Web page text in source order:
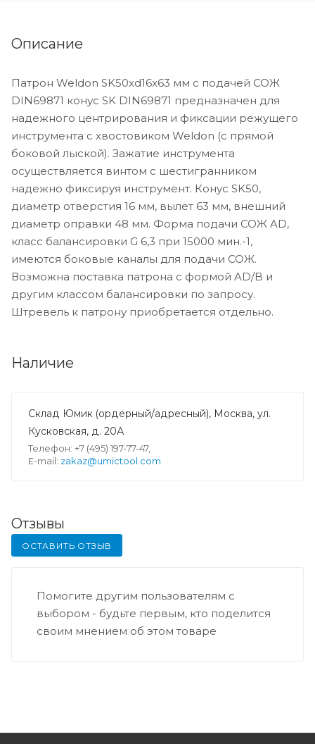
Описание
Патрон Weldon SK50xd16x63 мм с подачей СОЖ
DIN69871 конус SK DIN69871 предназначен для
надежного центрирования и фиксации режущего
инструмента с хвостовиком Weldon (с прямой
боковой лыской). Зажатие инструмента
осуществляется винтом с шестигранником
надежно фиксируя инструмент. Конус SK50,
диаметр отверстия 16 мм, вылет 63 мм, внешний
диаметр оправки 48 мм. Форма подачи СОЖ AD,
класс балансировки G 6,3 при 15000 мин.-1,
имеются боковые каналы для подачи СОЖ.
Возможна поставка патрона с формой AD/B и
другим классом балансировки по запросу.
Штревель к патрону приобретается отдельно.
Наличие
Склад Юмик (ордерный/адресный), Москва, ул.
Кусковская, д. 20А
Телефон: +7 (495) 197-77-47,
E-mail: zakaz@umictool.com
Отзывы
ОСТАВИТЬ ОТЗЫВ
Помогите другим пользователям с
выбором - будьте первым, кто поделится
своим мнением об этом товаре